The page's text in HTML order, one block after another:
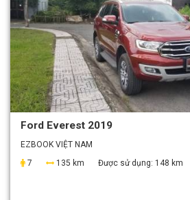
Ford Everest 2019
EZBOOK VIỆT NAM
7
135 km Được sử dụng: 148 km